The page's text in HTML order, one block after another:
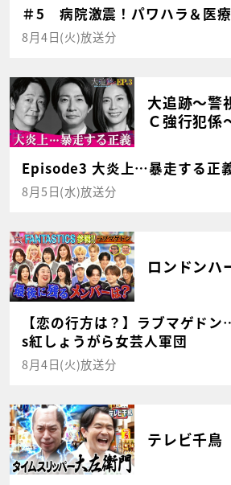
＃5 病院激震！パワハラ＆医
8月4日(火)放送分
大追跡～警
Ｃ強行犯係
Episode3 大炎上…暴走する正
8月5日(水)放送分
ロンドンハ
【恋の行方は？】ラブマゲド
s紅しょうがら女芸人軍団
8月4日(火)放送分
テレビ千鳥